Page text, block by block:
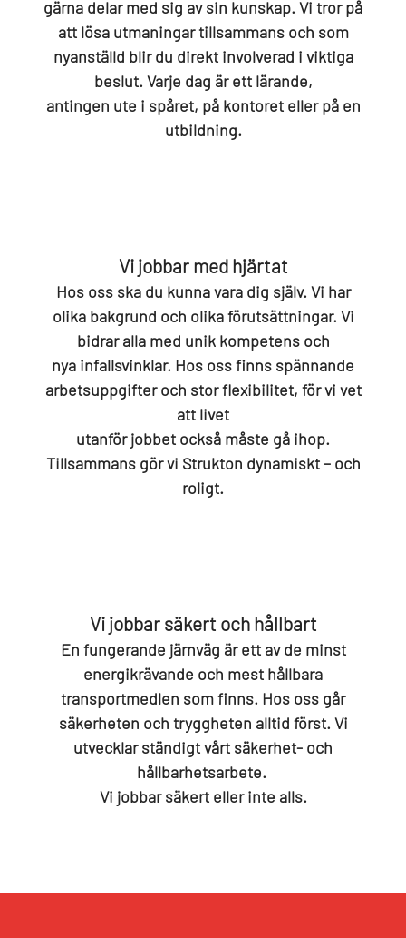
gärna delar med sig av sin kunskap. Vi tror på
att lösa utmaningar tillsammans och som
nyanställd blir du direkt involverad i viktiga
beslut. Varje dag är ett lärande,
antingen ute i spåret, på kontoret eller på en
utbildning.
Vi jobbar med hjärtat
Hos oss ska du kunna vara dig själv. Vi har
olika bakgrund och olika förutsättningar. Vi
bidrar alla med unik kompetens och
nya infallsvinklar. Hos oss finns spännande
arbetsuppgifter och stor flexibilitet, för vi vet
att livet
utanför jobbet också måste gå ihop.
Tillsammans gör vi Strukton dynamiskt – och
roligt.
Vi jobbar säkert och hållbart
En fungerande järnväg är ett av de minst
energikrävande och mest hållbara
transportmedlen som finns. Hos oss går
säkerheten och tryggheten alltid först. Vi
utvecklar ständigt vårt säkerhet- och
hållbarhetsarbete.
Vi jobbar säkert eller inte alls.